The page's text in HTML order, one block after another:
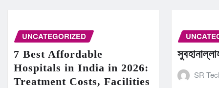
UNCATEGORIZED
7 Best Affordable
Hospitals in India in 2026:
Treatment Costs, Facilities
SR